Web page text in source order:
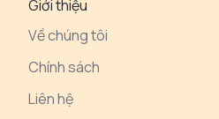
Talent Hunter: nền tảng